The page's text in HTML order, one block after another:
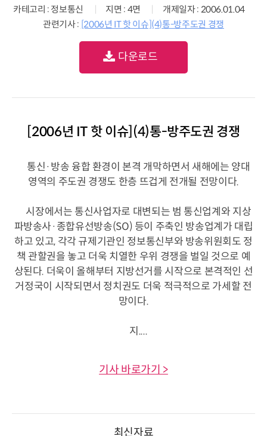
카테고리 : 정보통신 지면 : 4면
개제일자 : 2006.01.04
관련기사 : [2006년 IT 핫 이슈](4)통-방주도권 경쟁
다운로드
[2006년 IT 핫 이슈](4)통-방주도권 경쟁
통신·방송 융합 환경이 본격 개막하면서 새해에는 양대
영역의 주도권 경쟁도 한층 뜨겁게 전개될 전망이다.
시장에서는 통신사업자로 대변되는 범 통신업계와 지상
파방송사·종합유선방송(SO) 등이 주축인 방송업계가 대립
하고 있고, 각각 규제기관인 정보통신부와 방송위원회도 정
책 관할권을 놓고 더욱 치열한 우위 경쟁을 벌일 것으로 예
상된다. 더욱이 올해부터 지방선거를 시작으로 본격적인 선
거정국이 시작되면서 정치권도 더욱 적극적으로 가세할 전
망이다.
지....
기사 바로가기 >
최신자료